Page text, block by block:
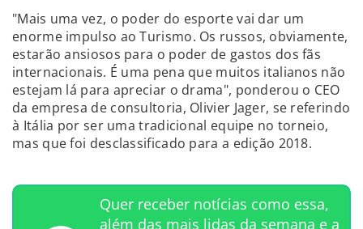
"Mais uma vez, o poder do esporte vai dar um
enorme impulso ao Turismo. Os russos, obviamente,
estarão ansiosos para o poder de gastos dos fãs
internacionais. É uma pena que muitos italianos não
estejam lá para apreciar o drama", ponderou o CEO
da empresa de consultoria, Olivier Jager, se referindo
à Itália por ser uma tradicional equipe no torneio,
mas que foi desclassificado para a edição 2018.
Quer receber notícias como essa,
além das mais lidas da semana e a